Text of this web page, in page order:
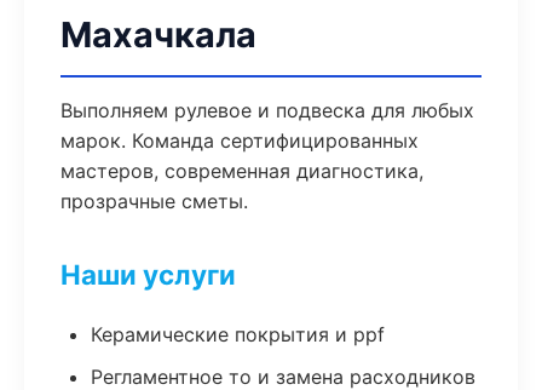
Махачкала
Выполняем рулевое и подвеска для любых
марок. Команда сертифицированных
мастеров, современная диагностика,
прозрачные сметы.
Наши услуги
Керамические покрытия и ppf
Регламентное то и замена расходников